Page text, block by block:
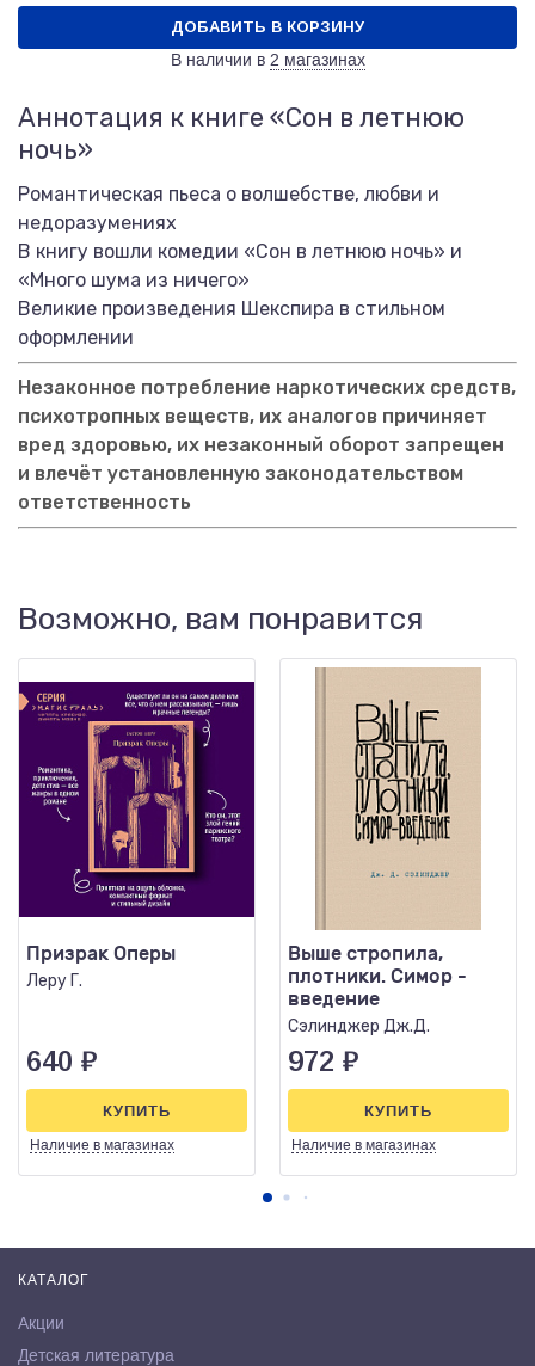
ДОБАВИТЬ В КОРЗИНУ
В наличии в 2 магазинах
Аннотация к книге «Сон в летнюю
ночь»
Романтическая пьеса о волшебстве, любви и
недоразумениях
В книгу вошли комедии «Сон в летнюю ночь» и
«Много шума из ничего»
Великие произведения Шекспира в стильном
оформлении
Незаконное потребление наркотических средств,
психотропных веществ, их аналогов причиняет
вред здоровью, их незаконный оборот запрещен
и влечёт установленную законодательством
ответственность
Возможно, вам понравится
Призрак Оперы
Леру Г.
640 ₽
Наличие в магазинах
КУПИТЬ
Выше стропила,
плотники. Симор -
введение
Сэлинджер Дж.Д.
972 ₽
Наличие в магазинах
КУПИТЬ
КАТАЛОГ
Акции
Детская литература